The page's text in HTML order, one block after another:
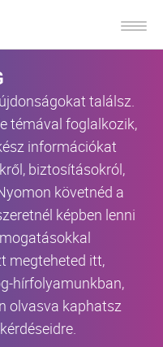
találsz.
témával foglalkozik,
információkat
biztosításokról,
követnéd a
képben lenni
megteheted itt,
hírfolyamunkban,
olvasva kaphatsz